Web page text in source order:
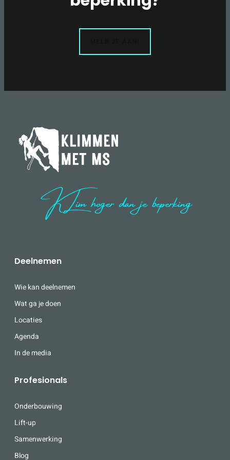
Deelnemen
Wie kan deelnemen
Wat ga je doen
Locaties
Agenda
In de media
Profesionals
Onderbouwing
Lift-up
Samenwerking
Blog